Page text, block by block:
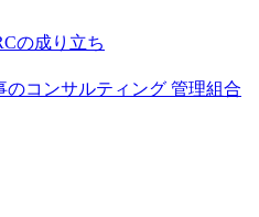
の成り立ち
のコンサルティング 管理組合